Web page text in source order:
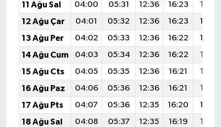
11 Ağu Sal
04:00 05:31 12:36 16:23
19:32
12 Ağu Çar
04:01 05:32 12:36 16:23
19:30
13 Ağu Per
04:02 05:33 12:36 16:22
19:29
14 Ağu Cum
04:03 05:34 12:36 16:22
19:28
15 Ağu Cts
04:05 05:35 12:36 16:21
19:27
16 Ağu Paz
04:06 05:36 12:36 16:21
19:26
17 Ağu Pts
04:07 05:36 12:35 16:20
19:24
18 Ağu Sal
04:08 05:37 12:35 16:19
19:23